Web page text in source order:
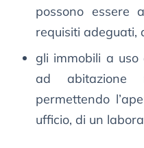
possono essere
requisiti adeguati,
gli immobili a
ad abitazione
permettendo
ufficio, di un